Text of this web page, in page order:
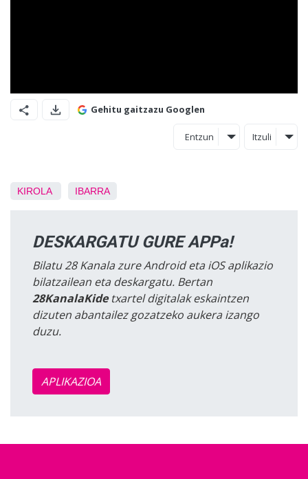
Gehitu gaitzazu Googlen
Entzun Itzuli
KIROLA IBARRA
DESKARGATU GURE APPa!
Bilatu 28 Kanala zure Android eta iOS aplikazio
bilatzailean eta deskargatu. Bertan
28KanalaKidetxartel digitalak eskaintzen
dizuten abantailez gozatzeko aukera izango
duzu.
APLIKAZIOA